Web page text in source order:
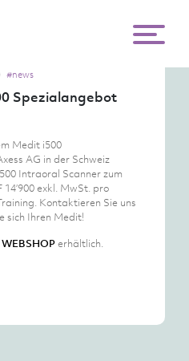
#news
Spezialangebot
Medit i500
AG in der Schweiz
Intraoral Scanner zum
exkl. MwSt. pro
Kontaktieren Sie uns
sich Ihren Medit!
WEBSHOPerhältlich.